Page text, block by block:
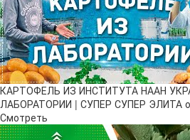
КАРТОФЕЛЬ ИЗ ИНСТИТУТА НААН
ЛАБОРАТОРИИ | СУПЕР СУПЕР ЭЛИТА
Смотреть